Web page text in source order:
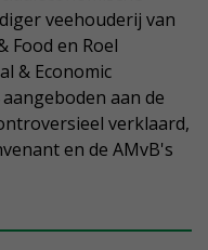
veehouderij van
Food en Roel
& Economic
aan de
verklaard,
en de AMvB's